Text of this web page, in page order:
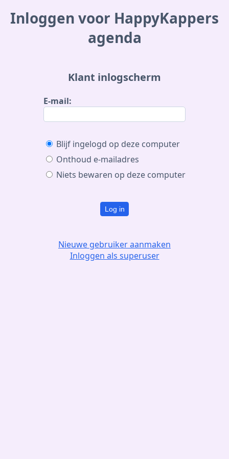
Inloggen voor HappyKappers
agenda
Klant inlogscherm
E-mail:
Blijf ingelogd op deze computer
Onthoud e-mailadres
Niets bewaren op deze computer
Log in
Nieuwe gebruiker aanmaken
Inloggen als superuser